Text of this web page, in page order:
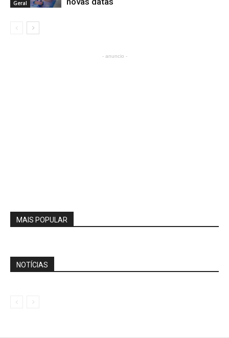
Geral
- anuncio -
MAIS POPULAR
NOTÍCIAS